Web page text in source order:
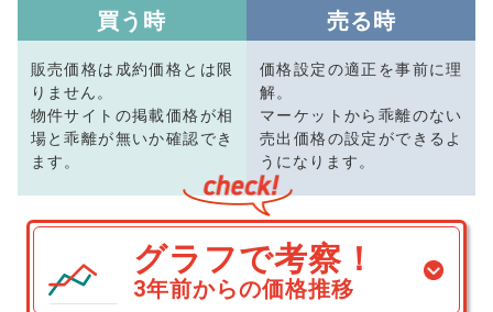
買う時
販売価格は成約価格とは限
りません。
物件サイトの掲載価格が相
場と乖離が無いか確認でき
ます。
売る時
価格設定の適正を事前に理
解。
マーケットから乖離のない
売出価格の設定ができるよ
うになります。
グラフで考察！
3年前からの価格推移